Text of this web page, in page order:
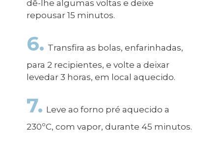
dê-lhe algumas voltas e deixe
repousar 15 minutos.
6. Transfira as bolas, enfarinhadas,
para 2 recipientes, e volte a deixar
levedar 3 horas, em local aquecido.
7. Leve ao forno pré aquecido a
230ºC, com vapor, durante 45 minutos.